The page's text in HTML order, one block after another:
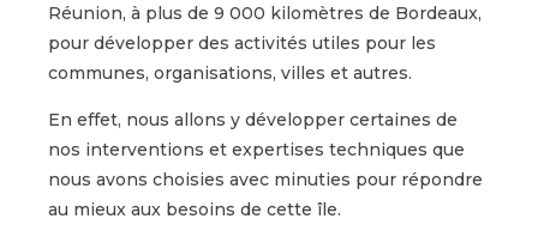
Réunion, à plus de 9 000 kilomètres de Bordeaux,
pour développer des activités utiles pour les
communes, organisations, villes et autres.
En effet, nous allons y développer certaines de
nos interventions et expertises techniques que
nous avons choisies avec minuties pour répondre
au mieux aux besoins de cette île.